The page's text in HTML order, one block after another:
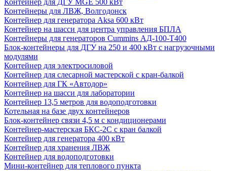
Контейнер для ДГУ MGE 500 кВт
Контейнеры для ЛВЖ, Волгодонск
Контейнер для генератора Aksa 600 кВт
Контейнер на шасси для центра управления БПЛА
Контейнеры для генераторов Cummins АД-100-Т400
Блок-контейнеры для ДГУ на 250 и 400 кВт с нагрузочными
модулями
Контейнер для электросиловой
Контейнер для слесарной мастерской с кран-балкой
Контейнер для ГК «Автодор»
Контейнер на шасси для лаборатории
Контейнер 13,5 метров для водоподготовки
Котельная на базе двух контейнеров
Блок-контейнер связи 4,5 м с кондиционерами
Контейнер-мастерская БКС-2С с кран балкой
Контейнер для генератора 400 кВт
Контейнер для хранения ЛВЖ
Контейнер для водоподготовки
Мини-контейнер для теплового пункта